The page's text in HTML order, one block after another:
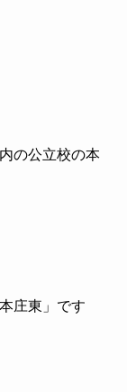
の公立校の本
庄東」です